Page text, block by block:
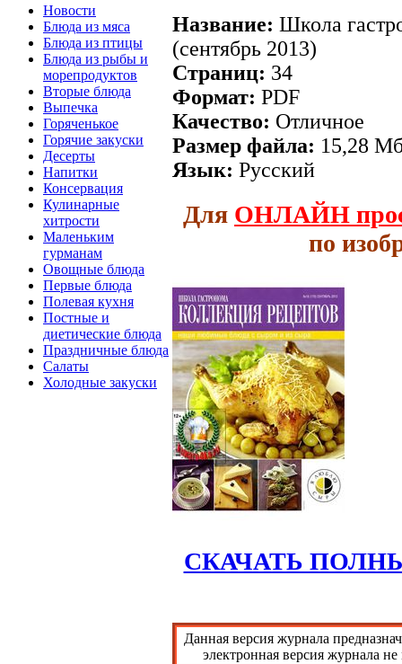
Новости
Блюда из мяса
Блюда из птицы
Блюда из рыбы и
морепродуктов
Вторые блюда
Выпечка
Горяченькое
Горячие закуски
Десерты
Напитки
Консервация
Кулинарные
хитрости
Маленьким
гурманам
Овощные блюда
Первые блюда
Полевая кухня
Постные и
диетические блюда
Праздничные блюда
Салаты
Холодные закуски
Название: Школа
(сентябрь 2013)
Страниц: 34
Формат: PDF
Качество: Отличное
Размер файла: 15,28
Язык: Русский
Для ОНЛАЙН
по
СКАЧАТЬ
Данная версия журнала
электронная версия журнала